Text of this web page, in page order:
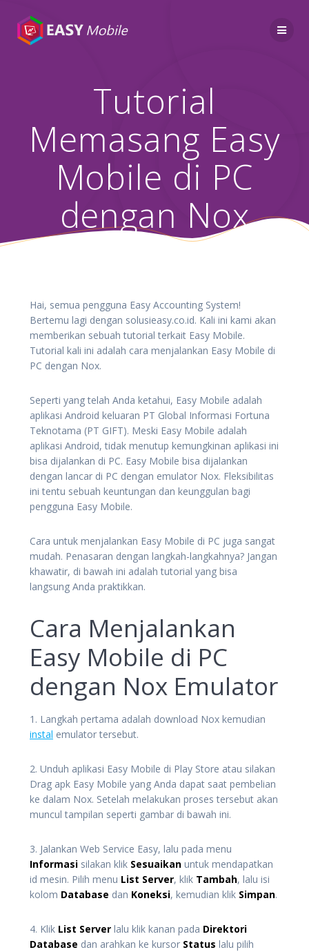
Tutorial
Memasang Easy
Mobile di PC
dengan Nox
Hai, semua pengguna Easy Accounting System!
Bertemu lagi dengan solusieasy.co.id. Kali ini kami akan
memberikan sebuah tutorial terkait Easy Mobile.
Tutorial kali ini adalah cara menjalankan Easy Mobile di
PC dengan Nox.
Seperti yang telah Anda ketahui, Easy Mobile adalah
aplikasi Android keluaran PT Global Informasi Fortuna
Teknotama (PT GIFT). Meski Easy Mobile adalah
aplikasi Android, tidak menutup kemungkinan aplikasi ini
bisa dijalankan di PC. Easy Mobile bisa dijalankan
dengan lancar di PC dengan emulator Nox. Fleksibilitas
ini tentu sebuah keuntungan dan keunggulan bagi
pengguna Easy Mobile.
Cara untuk menjalankan Easy Mobile di PC juga sangat
mudah. Penasaran dengan langkah-langkahnya? Jangan
khawatir, di bawah ini adalah tutorial yang bisa
langsung Anda praktikkan.
Cara Menjalankan
Easy Mobile di PC
dengan Nox Emulator
1. Langkah pertama adalah download Nox kemudian
instal emulator tersebut.
2. Unduh aplikasi Easy Mobile di Play Store atau silakan
Drag apk Easy Mobile yang Anda dapat saat pembelian
ke dalam Nox. Setelah melakukan proses tersebut akan
muncul tampilan seperti gambar di bawah ini.
3. Jalankan Web Service Easy, lalu pada menu
Informasi silakan klik Sesuaikan untuk mendapatkan
id mesin. Pilih menu List Server, klik Tambah, lalu isi
kolom Database dan Koneksi, kemudian klik Simpan.
4. Klik List Server lalu klik kanan pada Direktori
Database dan arahkan ke kursor Status lalu pilih